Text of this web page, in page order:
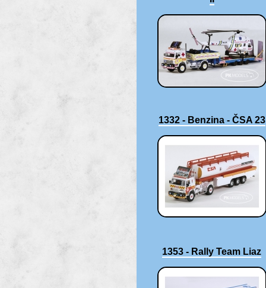
1332 - Benzina - ČSA 23
1353 - Rally Team Liaz